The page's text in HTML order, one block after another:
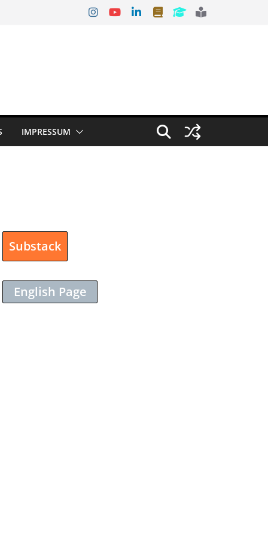
IMPRESSUM
Substack
English Page